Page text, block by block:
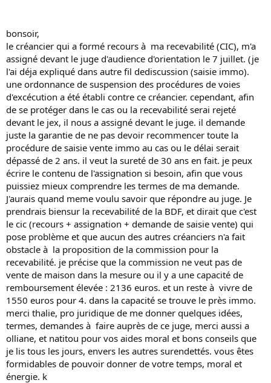
bonsoir,
le créancier qui a formé recours à ma recevabilité (CIC), m'a
assigné devant le juge d'audience d'orientation le 7 juillet. (je
l'ai déja expliqué dans autre fil dediscussion (saisie immo).
une ordonnance de suspension des procédures de voies
d'excécution a été établi contre ce créancier. cependant, afin
de se protéger dans le cas ou la recevabilité serai rejeté
devant le jex, il nous a assigné devant le juge. il demande
juste la garantie de ne pas devoir recommencer toute la
procédure de saisie vente immo au cas ou le délai serait
dépassé de 2 ans. il veut la sureté de 30 ans en fait. je peux
écrire le contenu de l'assignation si besoin, afin que vous
puissiez mieux comprendre les termes de ma demande.
J'aurais quand meme voulu savoir que répondre au juge. Je
prendrais biensur la recevabilité de la BDF, et dirait que c'est
le cic (recours + assignation + demande de saisie vente) qui
pose problème et que aucun des autres créanciers n'a fait
obstacle à la proposition de la commission pour la
recevabilité. je précise que la commission ne veut pas de
vente de maison dans la mesure ou il y a une capacité de
remboursement élevée : 2136 euros. et un reste à vivre de
1550 euros pour 4. dans la capacité se trouve le près immo.
merci thalie, pro juridique de me donner quelques idées,
termes, demandes à faire auprès de ce juge, merci aussi a
olliane, et natitou pour vos aides moral et bons conseils que
je lis tous les jours, envers les autres surendettés. vous êtes
formidables de pouvoir donner de votre temps, moral et
énergie. k